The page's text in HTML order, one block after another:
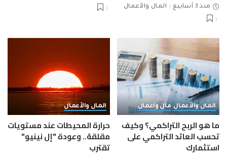
منذ 3 أسابيع المال والأعمال
المال والأعمال مال واعمال
ما هو الربح التراكمي؟ وكيف
تحسب العائد التراكمي على
استثمارك
المال والأعمال
حرارة المحيطات عند مستويات
مقلقة.. وعودة "إل نينيو"
تقترب